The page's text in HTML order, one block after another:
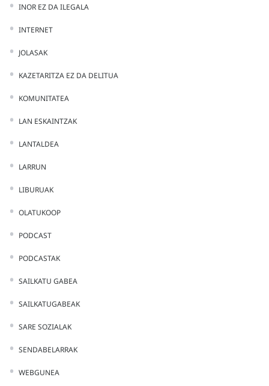
INOR EZ DA ILEGALA
INTERNET
JOLASAK
KAZETARITZA EZ DA DELITUA
KOMUNITATEA
LAN ESKAINTZAK
LANTALDEA
LARRUN
LIBURUAK
OLATUKOOP
PODCAST
PODCASTAK
SAILKATU GABEA
SAILKATUGABEAK
SARE SOZIALAK
SENDABELARRAK
WEBGUNEA